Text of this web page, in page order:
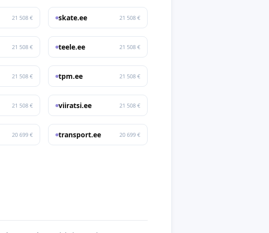
21 508 € skate.ee 21 508 €
21 508 € teele.ee 21 508 €
21 508 € tpm.ee 21 508 €
21 508 € viiratsi.ee 21 508 €
20 699 € transport.ee 20 699 €